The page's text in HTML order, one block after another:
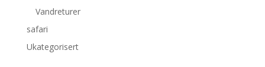
Vandreturer
safari
Ukategorisert